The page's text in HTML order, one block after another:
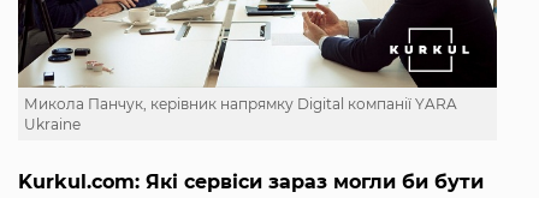
Микола Панчук, керівник напрямку Digital компанії YARA
Ukraine
Kurkul.com: Які сервіси зараз могли би бути